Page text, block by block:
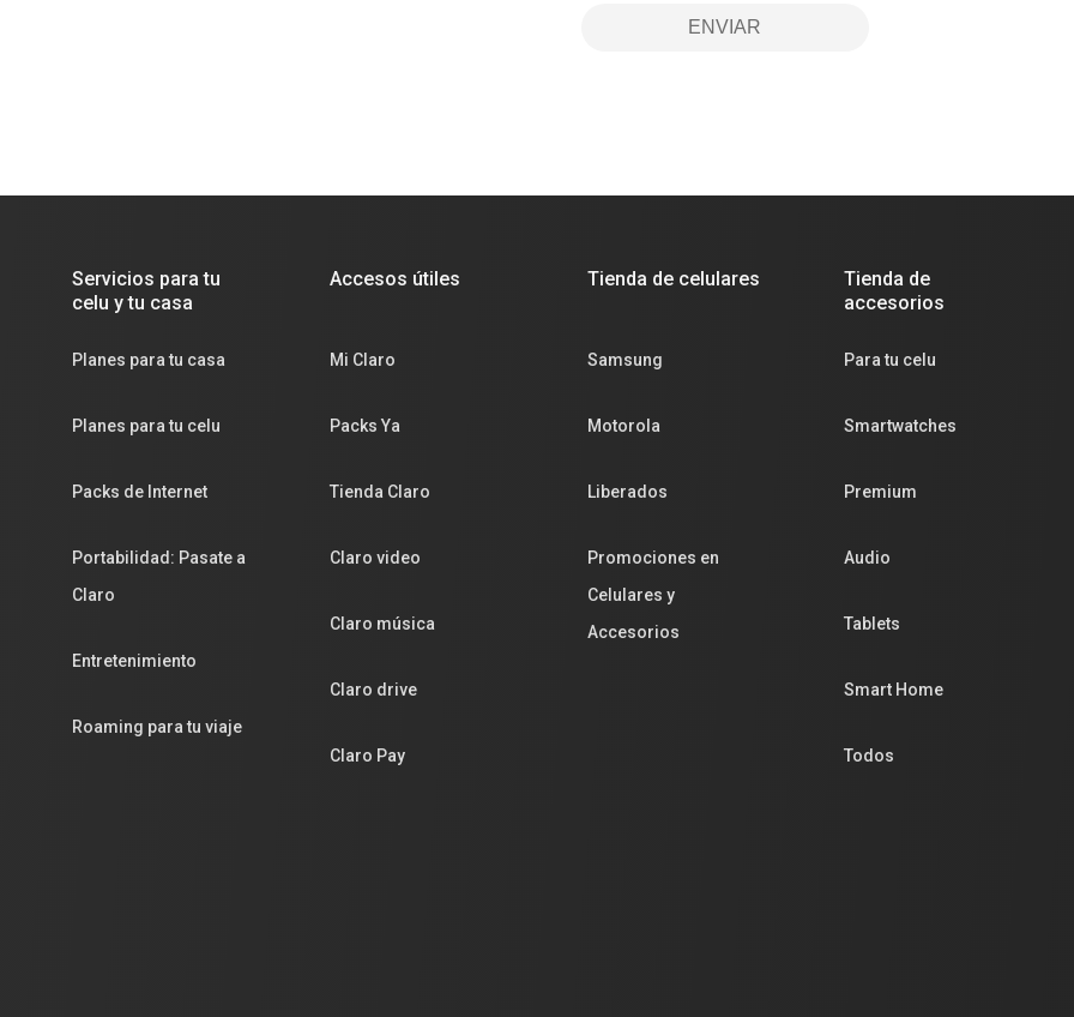
ENVIAR
Servicios para tu
celu y tu casa
Planes para tu casa
Planes para tu celu
Packs de Internet
Portabilidad: Pasate a
Claro
Entretenimiento
Roaming para tu viaje
Accesos útiles
Mi Claro
Packs Ya
Tienda Claro
Claro video
Claro música
Claro drive
Claro Pay
Tienda de celulares
Samsung
Motorola
Liberados
Promociones en
Celulares y
Accesorios
Tienda de
accesorios
Para tu celu
Smartwatches
Premium
Audio
Tablets
Smart Home
Todos